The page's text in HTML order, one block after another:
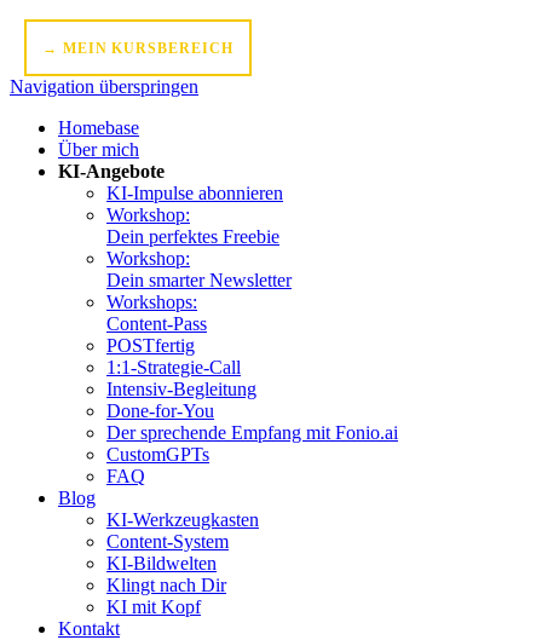
→ MEIN KURSBEREICH
Navigation überspringen
Homebase
Über mich
KI-Angebote
KI-Impulse abonnieren
Workshop:
Dein perfektes Freebie
Workshop:
Dein smarter Newsletter
Workshops:
Content-Pass
POSTfertig
1:1-Strategie-Call
Intensiv-Begleitung
Done-for-You
Der sprechende Empfang mit Fonio.ai
CustomGPTs
FAQ
Blog
KI-Werkzeugkasten
Content-System
KI-Bildwelten
Klingt nach Dir
KI mit Kopf
Kontakt